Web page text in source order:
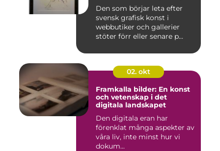
Den som börjar leta efter
svensk grafisk konst i
webbutiker och gallerier
stöter förr eller senare p...
02. okt
Framkalla bilder: En konst
och vetenskap i det
digitala landskapet
Den digitala eran har
förenklat många aspekter av
våra liv, inte minst hur vi
dokum...